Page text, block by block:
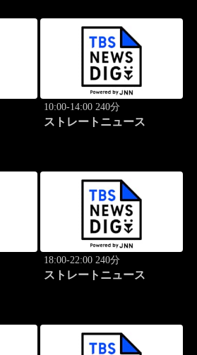
10:00-14:00 240分
ストレートニュース
18:00-22:00 240分
ストレートニュース